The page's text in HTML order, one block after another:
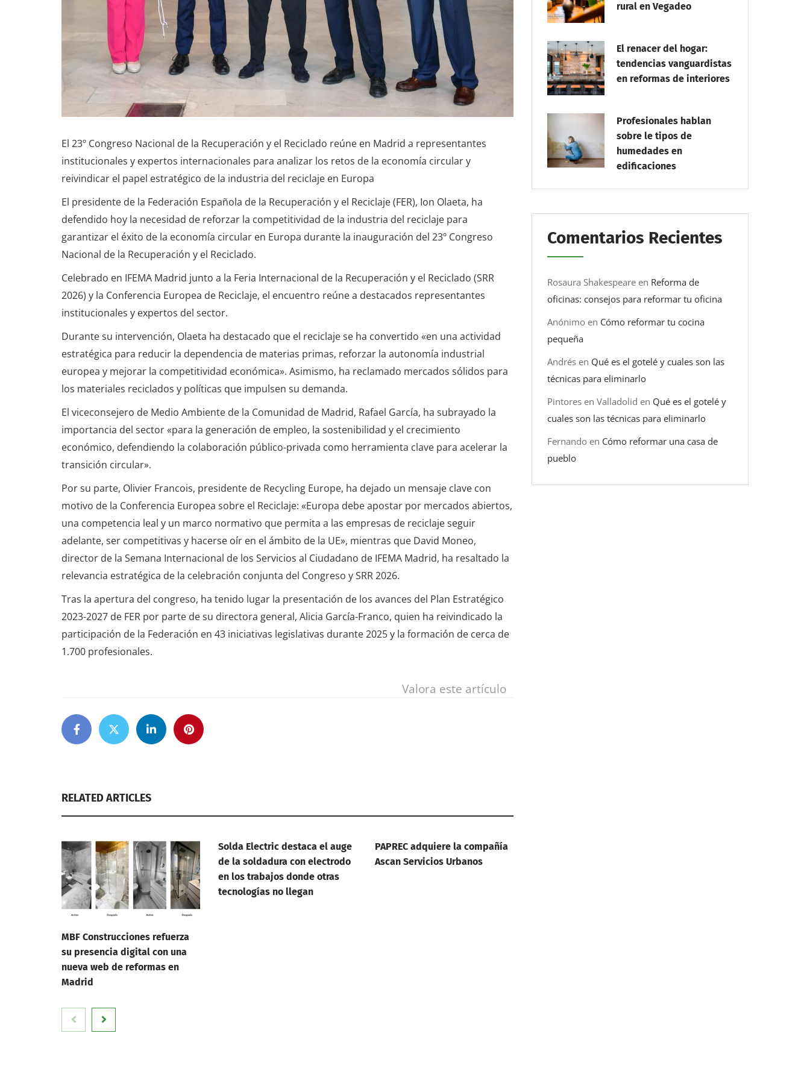
El 23º Congreso Nacional de la Recuperación y el Reciclado reúne en Madrid a representantes
institucionales y expertos internacionales para analizar los retos de la economía circular y
reivindicar el papel estratégico de la industria del reciclaje en Europa
El presidente de la Federación Española de la Recuperación y el Reciclaje (FER), Ion Olaeta, ha
defendido hoy la necesidad de reforzar la competitividad de la industria del reciclaje para
garantizar el éxito de la economía circular en Europa durante la inauguración del 23º Congreso
Nacional de la Recuperación y el Reciclado.
Celebrado en IFEMA Madrid junto a la Feria Internacional de la Recuperación y el Reciclado (SRR
2026) y la Conferencia Europea de Reciclaje, el encuentro reúne a destacados representantes
institucionales y expertos del sector.
Durante su intervención, Olaeta ha destacado que el reciclaje se ha convertido «en una actividad
estratégica para reducir la dependencia de materias primas, reforzar la autonomía industrial
europea y mejorar la competitividad económica». Asimismo, ha reclamado mercados sólidos para
los materiales reciclados y políticas que impulsen su demanda.
El viceconsejero de Medio Ambiente de la Comunidad de Madrid, Rafael García, ha subrayado la
importancia del sector «para la generación de empleo, la sostenibilidad y el crecimiento
económico, defendiendo la colaboración público-privada como herramienta clave para acelerar la
transición circular».
Por su parte, Olivier Francois, presidente de Recycling Europe, ha dejado un mensaje clave con
motivo de la Conferencia Europea sobre el Reciclaje: «Europa debe apostar por mercados abiertos,
una competencia leal y un marco normativo que permita a las empresas de reciclaje seguir
adelante, ser competitivas y hacerse oír en el ámbito de la UE», mientras que David Moneo,
director de la Semana Internacional de los Servicios al Ciudadano de IFEMA Madrid, ha resaltado la
relevancia estratégica de la celebración conjunta del Congreso y SRR 2026.
Tras la apertura del congreso, ha tenido lugar la presentación de los avances del Plan Estratégico
2023-2027 de FER por parte de su directora general, Alicia García-Franco, quien ha reivindicado la
participación de la Federación en 43 iniciativas legislativas durante 2025 y la formación de cerca de
1.700 profesionales.
Valora este artículo
RELATED ARTICLES
MBF Construcciones refuerza
su presencia digital con una
nueva web de reformas en
Madrid
Solda Electric destaca el auge
de la soldadura con electrodo
en los trabajos donde otras
tecnologías no llegan
PAPREC adquiere la compañía
Ascan Servicios Urbanos
rural en Vegadeo
El renacer del hogar:
tendencias vanguardistas
en reformas de interiores
Profesionales hablan
sobre le tipos de
humedades en
edificaciones
Comentarios Recientes
Rosaura Shakespeare en Reforma de
oficinas: consejos para reformar tu oficina
Anónimo en Cómo reformar tu cocina
pequeña
Andrés en Qué es el gotelé y cuales son las
técnicas para eliminarlo
Pintores en Valladolid en Qué es el gotelé y
cuales son las técnicas para eliminarlo
Fernando en Cómo reformar una casa de
pueblo